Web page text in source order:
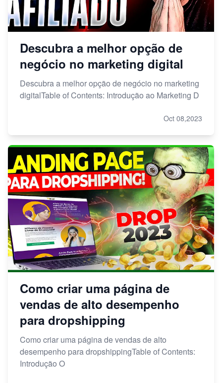
Descubra a melhor opção de
negócio no marketing digital
Descubra a melhor opção de negócio no marketing
digitalTable of Contents: Introdução ao Marketing D
Oct 08,2023
Como criar uma página de
vendas de alto desempenho
para dropshipping
Como criar uma página de vendas de alto
desempenho para dropshippingTable of Contents:
Introdução O